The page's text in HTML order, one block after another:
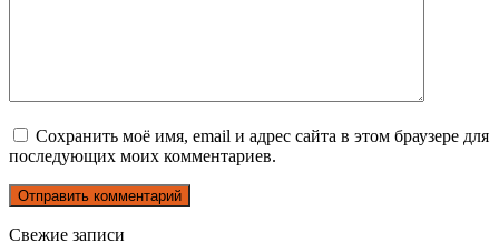
Сохранить моё имя, email и адрес сайта в этом браузере для
последующих моих комментариев.
Свежие записи